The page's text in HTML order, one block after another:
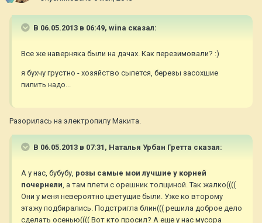
В 06.05.2013 в 06:49, wina сказал:
Все же наверняка были на дачах. Как перезимовали? :)
я бухчу грустно - хозяйство сыпется, березы засохшие
пилить надо...
Разорилась на электропилу Макита.
В 06.05.2013 в 07:31, Наталья Урбан Гретта сказал:
А у нас, бубубу, розы самые мои лучшие у корней
почернели, а там плети с орешник толщиной. Так жалко((((
Они у меня невероятно цветущие были. Уже ко второму
этажу подбирались. Подстригла блин((( решила доброе дело
сделать осенью(((( Вот кто просил? А еще у нас мусора